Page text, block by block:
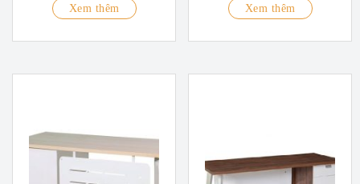
Xem thêm
Xem thêm